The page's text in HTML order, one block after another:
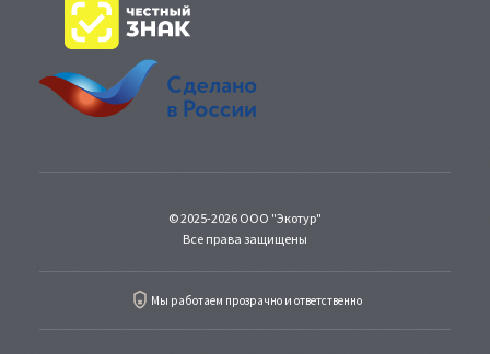
© 2025-2026 ООО "Экотур"
Все права защищены
Мы работаем прозрачно и ответственно